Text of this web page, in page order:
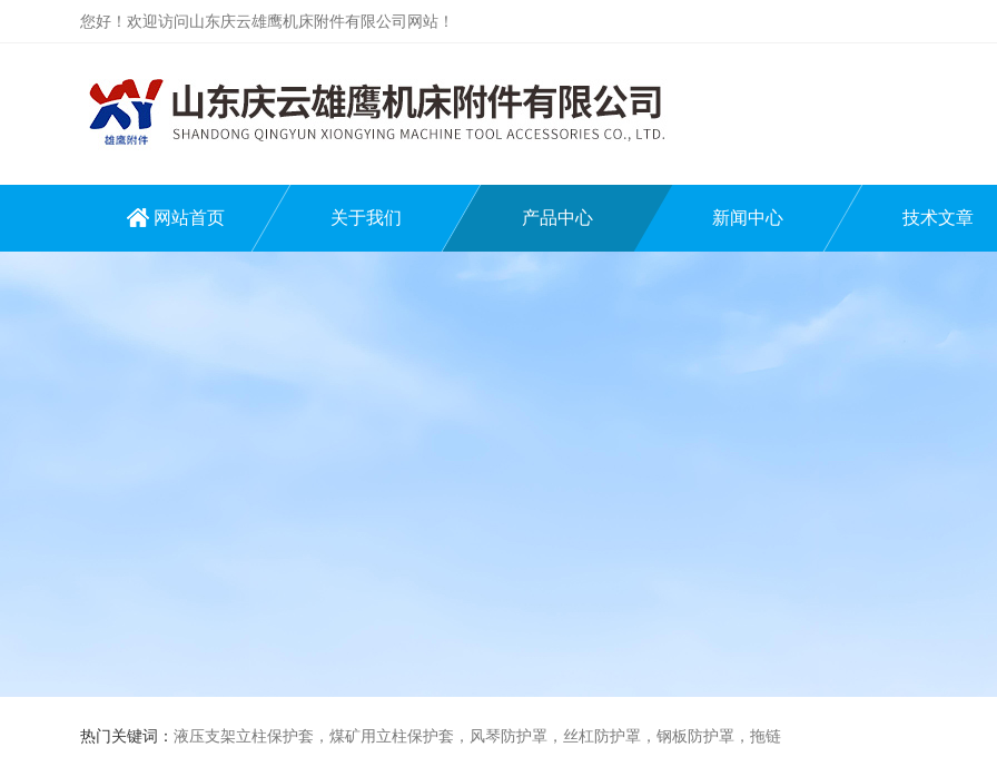
您好！欢迎访问山东庆云雄鹰机床附件有限公司网站！
网站首页 关于我们 产品中心 新闻中心 技术文章
热门关键词： 液压支架立柱保护套，煤矿用立柱保护套，风琴防护罩，丝杠防护罩，钢板防护罩，拖链